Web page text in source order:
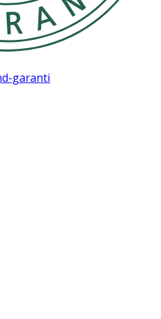
garanti